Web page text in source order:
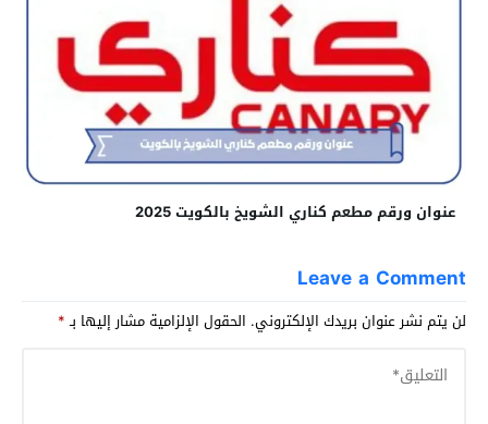
عنوان ورقم مطعم كناري الشويخ بالكويت 2025
Leave a Comment
لن يتم نشر عنوان بريدك الإلكتروني. الحقول الإلزامية مشار إليها بـ*